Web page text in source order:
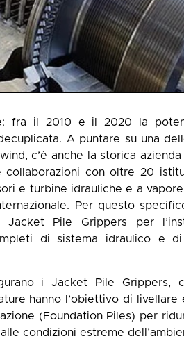
fra il 2010 e il 2020 la
A puntare su una
c’è anche la storica
collaborazioni con oltre 20
e turbine idrauliche e a
Per questo
Pile Grippers per
di sistema idraulico e
i Jacket Pile Grippers,
hanno l’obiettivo di livellare
(Foundation Piles) per
condizioni estreme